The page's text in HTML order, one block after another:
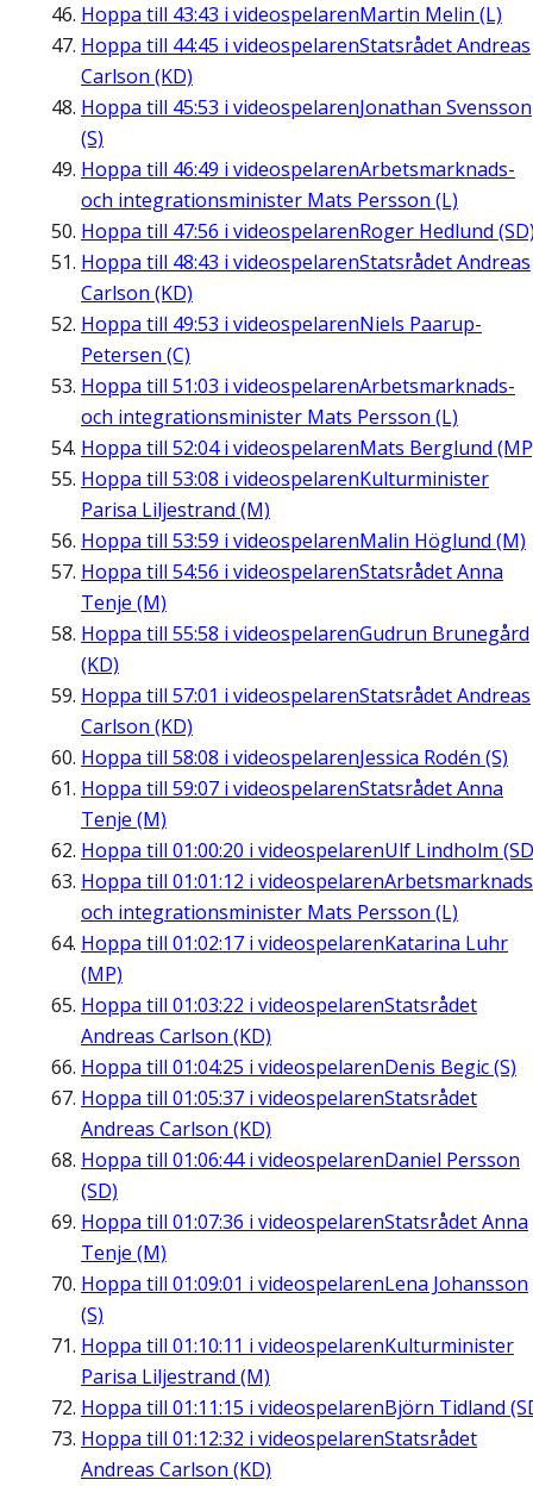
Hoppa till 43:43 i videospelarenMartin Melin (L)
Hoppa till 44:45 i videospelarenStatsrådet Andreas
Carlson (KD)
Hoppa till 45:53 i videospelarenJonathan Svensson
(S)
Hoppa till 46:49 i videospelarenArbetsmarknads-
och integrationsminister Mats Persson (L)
Hoppa till 47:56 i videospelarenRoger Hedlund
Hoppa till 48:43 i videospelarenStatsrådet Andreas
Carlson (KD)
Hoppa till 49:53 i videospelarenNiels Paarup-
Petersen (C)
Hoppa till 51:03 i videospelarenArbetsmarknads-
och integrationsminister Mats Persson (L)
Hoppa till 52:04i videospelarenMats Berglund
Hoppa till 53:08 i videospelarenKulturminister
Parisa Liljestrand (M)
Hoppa till 53:59 i videospelarenMalin Höglund (M)
Hoppa till 54:56 i videospelarenStatsrådet Anna
Tenje (M)
Hoppa till 55:58 i videospelarenGudrun Brunegård
(KD)
Hoppa till 57:01 i videospelarenStatsrådet Andreas
Carlson (KD)
Hoppa till 58:08 i videospelarenJessica Rodén (S)
Hoppa till 59:07 i videospelarenStatsrådet Anna
Tenje (M)
Hoppa till 01:00:20 i videospelarenUlf Lindholm
Hoppa till 01:01:12 i videospelaren
och integrationsminister Mats Persson (L)
Hoppa till 01:02:17 i videospelarenKatarina Luhr
(MP)
Hoppa till 01:03:22 i videospelarenStatsrådet
Andreas Carlson (KD)
Hoppa till 01:04:25 i videospelarenDenis Begic (S)
Hoppa till 01:05:37 i videospelarenStatsrådet
Andreas Carlson (KD)
Hoppa till 01:06:44i videospelarenDaniel Persson
(SD)
Hoppa till 01:07:36 i videospelarenStatsrådet Anna
Tenje (M)
Hoppa till 01:09:01 i videospelarenLena Johansson
(S)
Hoppa till 01:10:11 i videospelarenKulturminister
Parisa Liljestrand (M)
Hoppa till 01:11:15 i videospelarenBjörn Tidland
Hoppa till 01:12:32 i videospelarenStatsrådet
Andreas Carlson (KD)